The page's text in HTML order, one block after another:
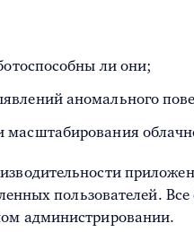
ли они;
аномального
масштабирования
пользователей.
администрировании.